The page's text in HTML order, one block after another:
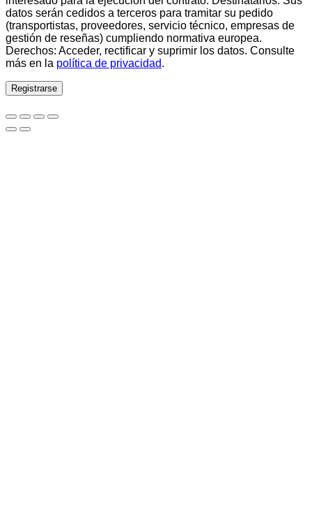
datos serán cedidos a terceros para tramitar su pedido
(transportistas, proveedores, servicio técnico, empresas de
gestión de reseñas) cumpliendo normativa europea.
Derechos: Acceder, rectificar y suprimir los datos. Consulte
más en la política de privacidad.
Registrarse